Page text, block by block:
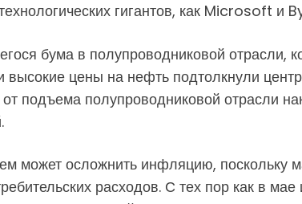
гигантов, как Microsoft и
бума в полупроводниковой отрасли,
цены на нефть подтолкнули
подъема полупроводниковой отрасли
может осложнить инфляцию, поскольку
расходов. С тех пор как в